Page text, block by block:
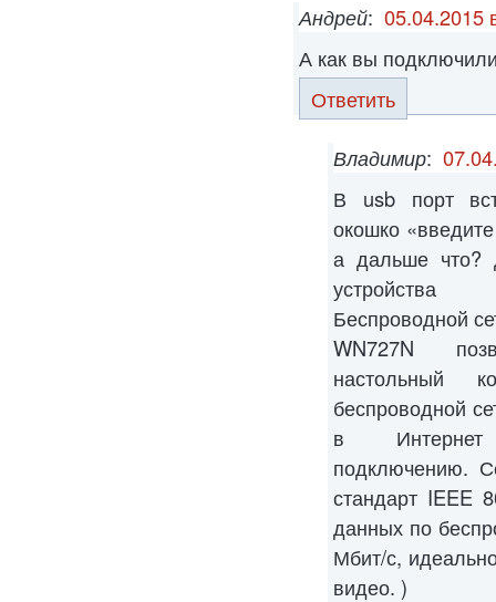
Андрей: 05.04.2015
А как вы
Ответить
Владимир:
В usb порт
окошко
а дальше что?
устройства
Беспроводной
WN727N
настольный
беспроводной
в Интернет
подключению.
стандарт IEEE
данных по
Мбит/с,
видео. )